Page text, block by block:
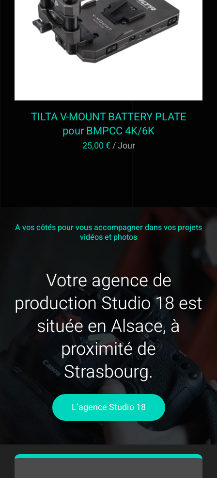
AJOUTER AU PANIER DÉTAILS
TILTA V-MOUNT BATTERY PLATE
pour BMPCC 4K/6K
25,00€/ Jour
A vos côtés pour vous accompagner dans vos projets
vidéos et photos
Votre agence de
production Studio 18 est
située en Alsace, à
proximité de
Strasbourg.
L’agence Studio 18